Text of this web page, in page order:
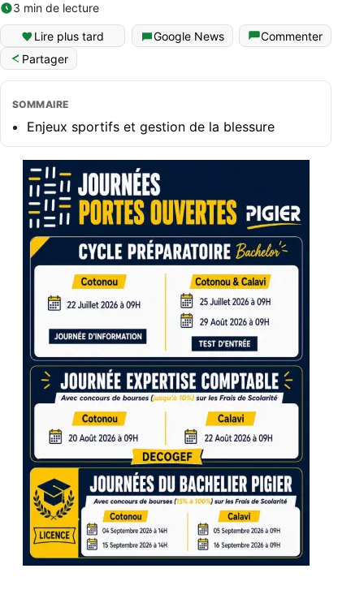
3 min de lecture
Lire plus tard Google News
Commenter
Partager
SOMMAIRE
Enjeux sportifs et gestion de la blessure